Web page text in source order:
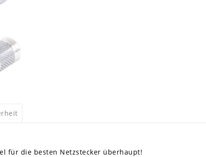
für die besten Netzstecker überhaupt!